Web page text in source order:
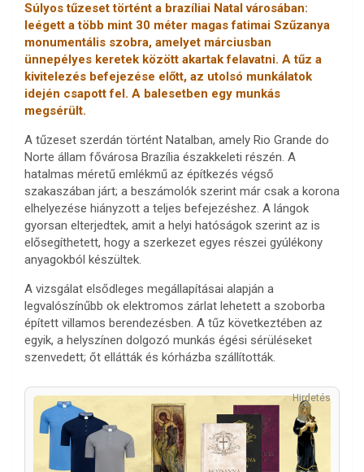
Súlyos tűzeset történt a brazíliai Natal városában:
leégett a több mint 30 méter magas fatimai Szűzanya
monumentális szobra, amelyet márciusban
ünnepélyes keretek között akartak felavatni. A tűz a
kivitelezés befejezése előtt, az utolsó munkálatok
idején csapott fel. A balesetben egy munkás
megsérült.
A tűzeset szerdán történt Natalban, amely Rio Grande do
Norte állam fővárosa Brazília északkeleti részén. A
hatalmas méretű emlékmű az építkezés végső
szakaszában járt; a beszámolók szerint már csak a korona
elhelyezése hiányzott a teljes befejezéshez. A lángok
gyorsan elterjedtek, amit a helyi hatóságok szerint az is
elősegíthetett, hogy a szerkezet egyes részei gyúlékony
anyagokból készültek.
A vizsgálat elsődleges megállapításai alapján a
legvalószínűbb ok elektromos zárlat lehetett a szoborba
épített villamos berendezésben. A tűz következtében az
egyik, a helyszínen dolgozó munkás égési sérüléseket
szenvedett; őt ellátták és kórházba szállították.
Hirdetés